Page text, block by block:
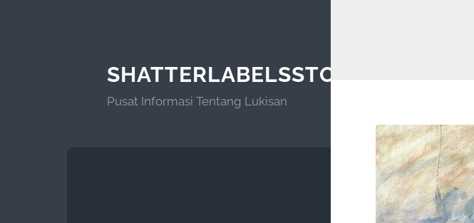
SHATTERLABELSSTORE
Pusat Informasi Tentang Lukisan